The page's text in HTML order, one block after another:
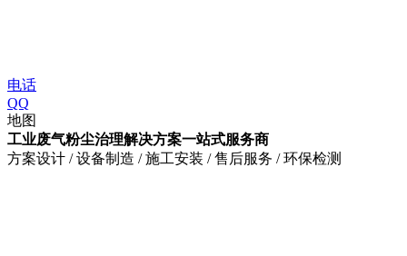
电话
QQ
地图
工业废气粉尘治理解决方案一站式服务商
方案设计 / 设备制造 / 施工安装 / 售后服务 / 环保检测